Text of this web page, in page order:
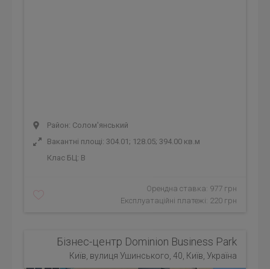
Район: Солом'янський
Вакантні площі: 304.01; 128.05; 394.00 кв.м
Клас БЦ: B
Орендна ставка: 977 грн
Експлуатаційні платежі: 220 грн
Бізнес-центр Dominion Business Park
Київ, вулиця Ушинського, 40, Київ, Україна